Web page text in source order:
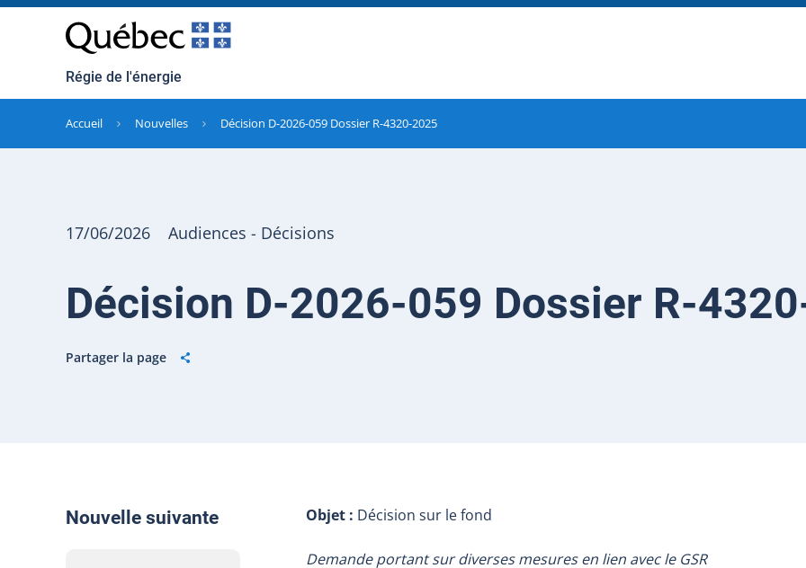
Régie de l'énergie
Accueil Nouvelles Décision D-2026-059 Dossier R-4320-2025
17/06/2026 Audiences - Décisions
Décision D-2026-059 Dossier R-
Partager la page
Nouvelle suivante Objet : Décision sur le fond
Demande portant sur diverses mesures en lien avec le GSR